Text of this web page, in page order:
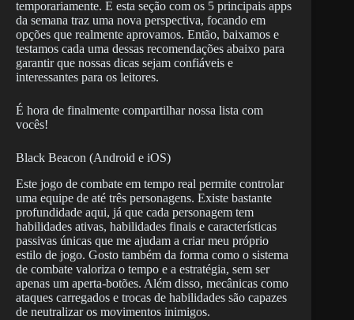
temporariamente. E esta seção com os 5 principais apps
da semana traz uma nova perspectiva, focando em
opções que realmente aprovamos. Então, baixamos e
testamos cada uma dessas recomendações abaixo para
garantir que nossas dicas sejam confiáveis e
interessantes para os leitores.
É hora de finalmente compartilhar nossa lista com
vocês!
Black Beacon (Android e iOS)
Este jogo de combate em tempo real permite controlar
uma equipe de até três personagens. Existe bastante
profundidade aqui, já que cada personagem tem
habilidades ativas, habilidades finais e características
passivas únicas que me ajudam a criar meu próprio
estilo de jogo. Gosto também da forma como o sistema
de combate valoriza o tempo e a estratégia, sem ser
apenas um aperta-botões. Além disso, mecânicas como
ataques carregados e trocas de habilidades são capazes
de neutralizar os movimentos inimigos.